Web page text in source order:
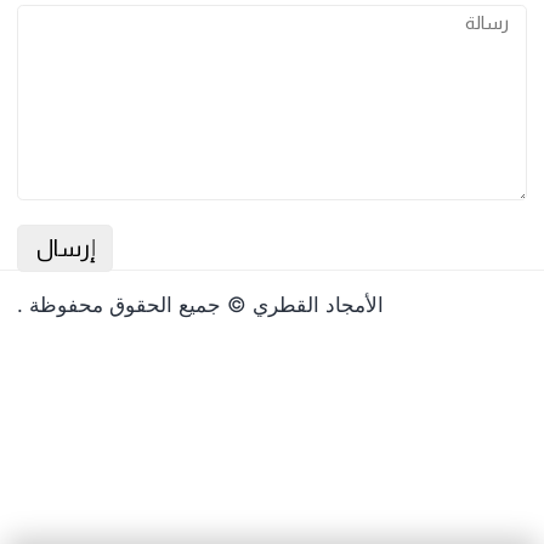
الاتصال